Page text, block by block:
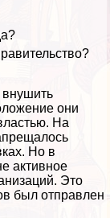
они
На
Но в
активное
Это
был отправлен